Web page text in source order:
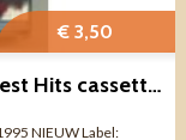
€ 3,50
Bobby Goldsboro Honey 22 Greatest Hits cassette 1995 NIEUW
NIEUW Label: